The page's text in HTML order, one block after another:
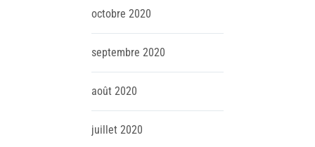
octobre 2020
septembre 2020
août 2020
juillet 2020